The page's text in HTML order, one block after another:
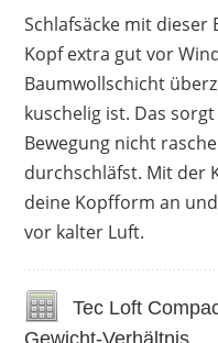
eine große Decke
wünschen sich,
und auch bei
hält. Zudem
Kopf bewegen.
Vorteile
Schnelltrocknend
Schlafsäcke mit
Kopf extra gut vor
Baumwollschicht
kuschelig ist. Das
Bewegung nicht
durchschläfst. Mit der
deine Kopfform an
vor kalter Luft.
Tec Loft
Gewicht-Verhältnis